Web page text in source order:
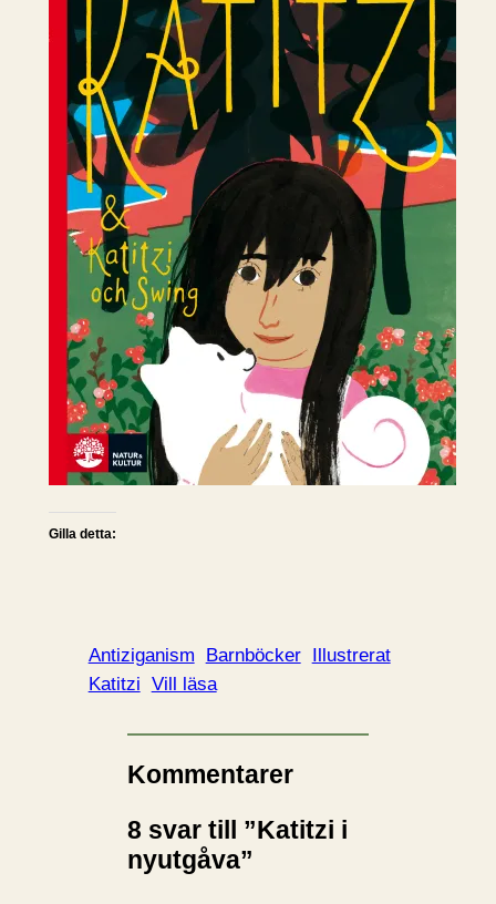
Gilla detta:
Antiziganism Barnböcker Illustrerat
Katitzi Vill läsa
Kommentarer
8 svar till ”Katitzi i
nyutgåva”